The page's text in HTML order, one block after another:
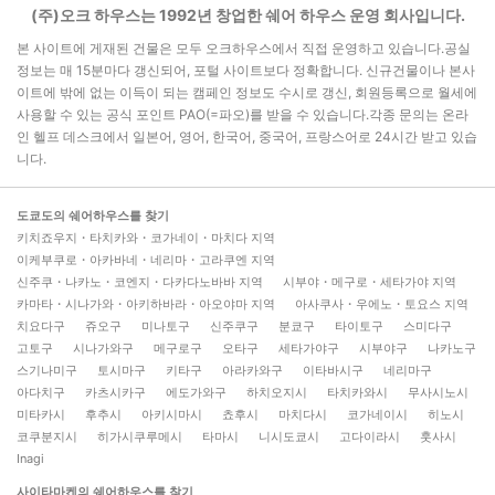
(주)오크 하우스는 1992년 창업한 쉐어 하우스 운영 회사입니다.
본 사이트에 게재된 건물은 모두 오크하우스에서 직접 운영하고 있습니다.공실
정보는 매 15분마다 갱신되어, 포털 사이트보다 정확합니다. 신규건물이나 본사
이트에 밖에 없는 이득이 되는 캠페인 정보도 수시로 갱신, 회원등록으로 월세에
사용할 수 있는 공식 포인트 PAO(=파오)를 받을 수 있습니다.각종 문의는 온라
인 헬프 데스크에서 일본어, 영어, 한국어, 중국어, 프랑스어로 24시간 받고 있습
니다.
도쿄도의 쉐어하우스를 찾기
키치죠우지・타치카와・코가네이・마치다 지역
이케부쿠로・아카바네・네리마・고라쿠엔 지역
신주쿠・나카노・코엔지・다카다노바바 지역
시부야・메구로・세타가야 지역
카마타・시나가와・아키하바라・아오야마 지역
아사쿠사・우에노・토요스 지역
치요다구
쥬오구 미나토구 신주쿠구 분쿄구 타이토구
스미다구
고토구
시나가와구 메구로구 오타구 세타가야구 시부야구
나카노구
스기나미구
토시마구 키타구 아라카와구 이타바시구
네리마구
아다치구
카츠시카구 에도가와구 하치오지시 타치카와시
무사시노시
미타카시
후추시 아키시마시 쵸후시 마치다시 코가네이시
히노시
코쿠분지시
히가시쿠루메시 타마시 니시도쿄시 고다이라시
훗사시
Inagi
사이타마켄의 쉐어하우스를 찾기